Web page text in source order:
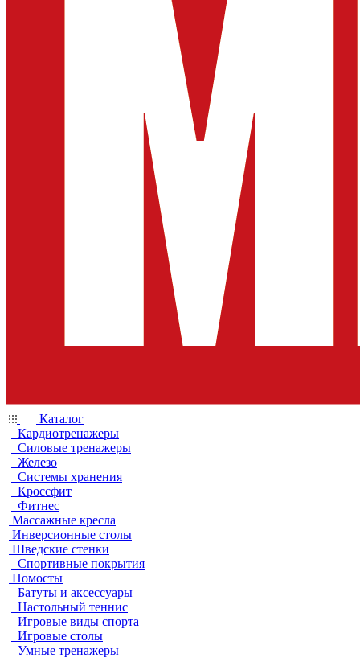
Каталог
Кардиотренажеры
Силовые тренажеры
Железо
Системы хранения
Кроссфит
Фитнес
Массажные кресла
Инверсионные столы
Шведские стенки
Спортивные покрытия
Помосты
Батуты и аксессуары
Настольный теннис
Игровые виды спорта
Игровые столы
Умные тренажеры